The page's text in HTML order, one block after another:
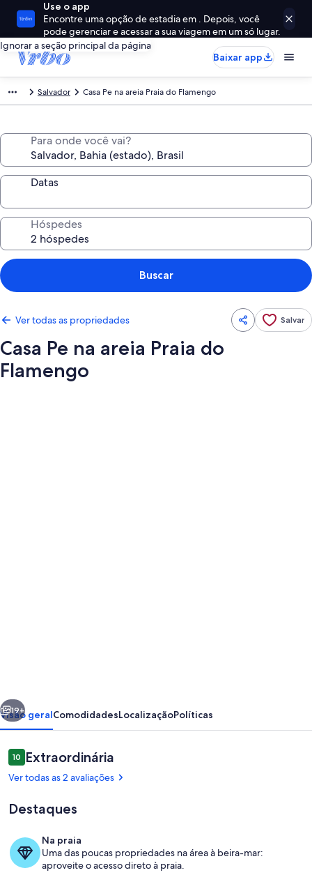
Use o app
Encontre uma opção de estadia em . Depois, você
pode gerenciar e acessar a sua viagem em um só lugar.
Ignorar a seção principal da página
Baixar app
Salvador Casa Pe na areia Praia do Flamengo
Para onde você vai?
Datas
Hóspedes
Buscar
Ver todas as propriedades Salvar
Casa Pe na areia Praia do
Flamengo
Praia
do
Flamengo
Piscina
Próximo
19+
Visão geralComodidadesLocalizaçãoPolíticas
Avaliações
1010 de 10
Extraordinária
Ver todas as 2 avaliações
Destaques
Na praia
Uma das poucas propriedades na área à beira-mar:
aproveite o acesso direto à praia.